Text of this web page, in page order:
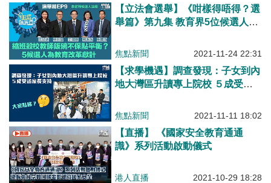
【立法會選舉】《咁樣得唔得？選
舉篇》第九集 教育界5位候選人探
各方利益
焦點新聞 2021-11-24 22:31
【求學機遇】調查發現：子女到內
地大灣區升讀專上院校 ５成受訪
焦點新聞 2021-11-11 18:02
【直播】 《國家安全教育通通
識》系列活動啟動儀式
港人直播 2021-10-29 18:28